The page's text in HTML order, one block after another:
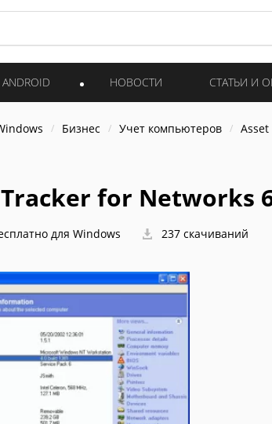
ANDROID НОВОСТИ СТАТЬИ И
Бизнес Учет компьютеров
for Networks
для Windows 237 скачиваний